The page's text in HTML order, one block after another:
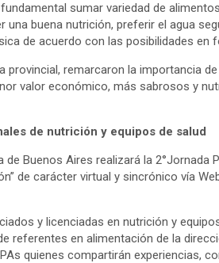
sumar variedad de
una buena nutrición, preferir el agua
de acuerdo con las posibilidades en
provincial, remarcaron la importancia
valor económico, más sabrosos y
de nutrición y equipos de salud
de Buenos Aires realizará la 2°Jornada
de carácter virtual y sincrónico vía
y licenciadas en nutrición y
referentes en alimentación de la
quienes compartirán experiencias,